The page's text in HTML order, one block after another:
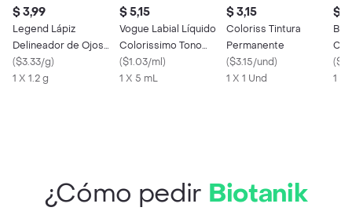
$ 3,99
Legend Lápiz
Delineador de Ojos
Color Negro
($3.33/g)
1 X 1.2 g
$ 5,15
Vogue Labial Líquido
Colorissimo Tono
Canela 5 mL
($1.03/ml)
1 X 5 mL
$ 3,15
Coloriss Tintura
Permanente
($3.15/und)
1 X 1 Und
$
(
1 X
¿Cómo pedir Biotanik